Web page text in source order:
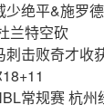
绝平&施罗
兰特空砍
击败奇才收
常规赛 杭州